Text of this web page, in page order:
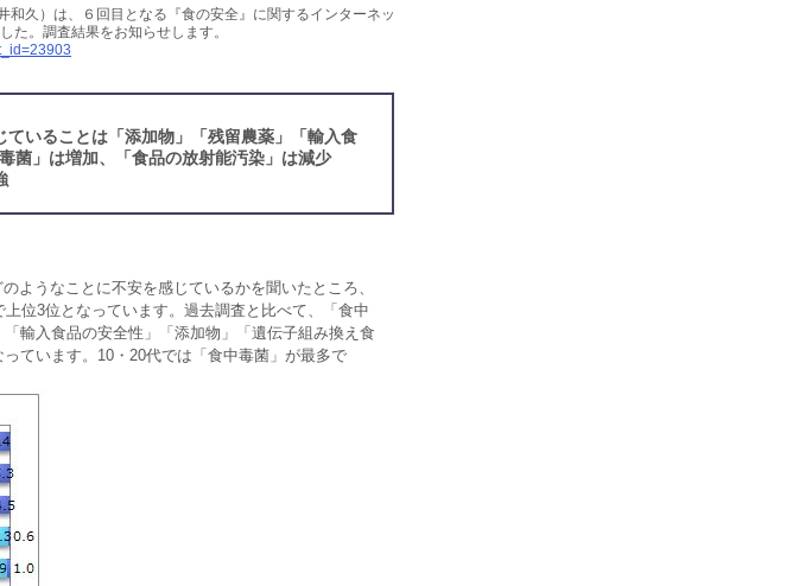
久）は、６回目となる『食の安全』に関するインターネッ
た。調査結果をお知らせします。
いることは「添加物」「残留農薬」「輸入食
菌」は増加、「食品の放射能汚染」は減少
ようなことに不安を感じているかを聞いたところ、
位3位となっています。過去調査と比べて、「食中
輸入食品の安全性」「添加物」「遺伝子組み換え食
ています。10・20代では「食中毒菌」が最多で